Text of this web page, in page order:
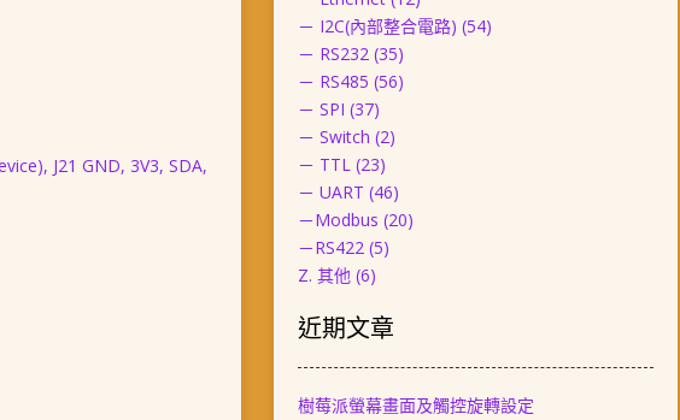
J21 GND, 3V3, SDA,
－ I2C(內部整合電路) (54)
－ RS232 (35)
－ RS485 (56)
－ SPI (37)
－ Switch (2)
－ TTL (23)
－ UART (46)
－Modbus (20)
－RS422 (5)
Z. 其他 (6)
近期文章
樹莓派螢幕畫面及觸控旋轉設定